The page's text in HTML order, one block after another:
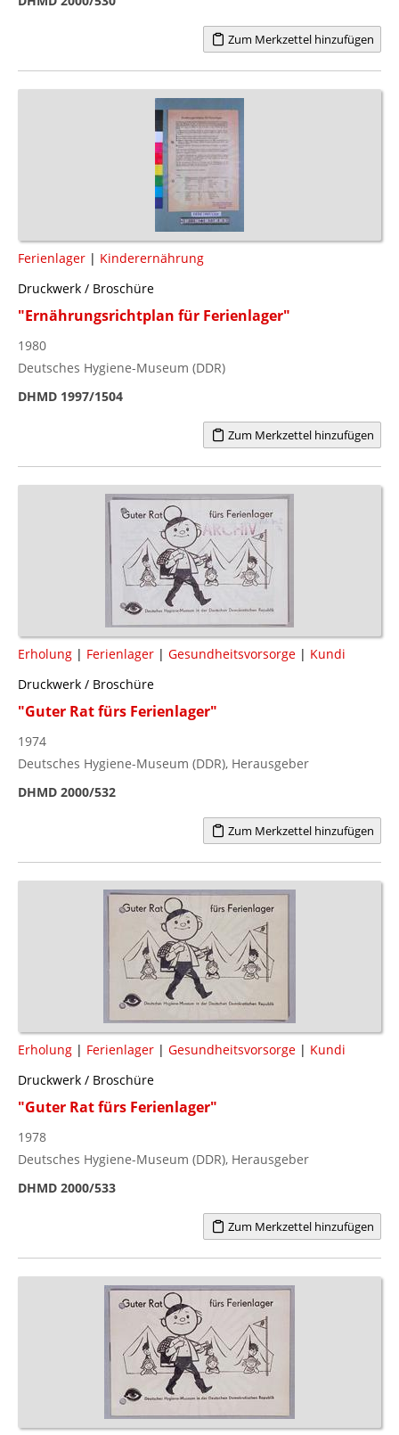
Zum Merkzettel hinzufügen
Ferienlager | Kinderernährung
Druckwerk / Broschüre
"Ernährungsrichtplan für Ferienlager"
1980
Deutsches Hygiene-Museum (DDR)
DHMD 1997/1504
Zum Merkzettel hinzufügen
Erholung | Ferienlager | Gesundheitsvorsorge | Kundi
Druckwerk / Broschüre
"Guter Rat fürs Ferienlager"
1974
Deutsches Hygiene-Museum (DDR), Herausgeber
DHMD 2000/532
Zum Merkzettel hinzufügen
Erholung | Ferienlager | Gesundheitsvorsorge | Kundi
Druckwerk / Broschüre
"Guter Rat fürs Ferienlager"
1978
Deutsches Hygiene-Museum (DDR), Herausgeber
DHMD 2000/533
Zum Merkzettel hinzufügen